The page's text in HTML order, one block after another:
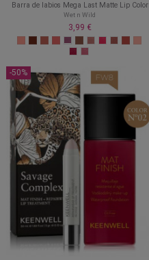
Barra de labios Mega Last Matte Lip Color
Wet n Wild
3,99 €
-50%